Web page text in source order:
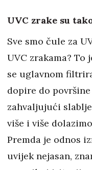
UVC zrake su
Sve smo čule za
UVC zrakama? To
se uglavnom
dopire do
zahvaljujući
više i više
Premda je odnos
uvijek nejasan,